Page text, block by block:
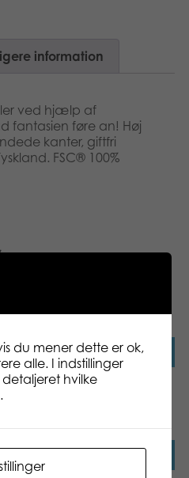
information
ved hjælp af
fantasien føre an! Høj
kanter, giftfri
FSC® 100%
Racerbil, 50 dele
Læs mere
du mener dette er ok,
alle. I indstillinger
hvilke